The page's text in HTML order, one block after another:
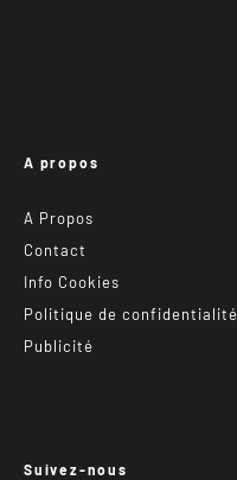
A propos
A Propos
Contact
Info Cookies
Politique de confidentialité
Publicité
Suivez-nous